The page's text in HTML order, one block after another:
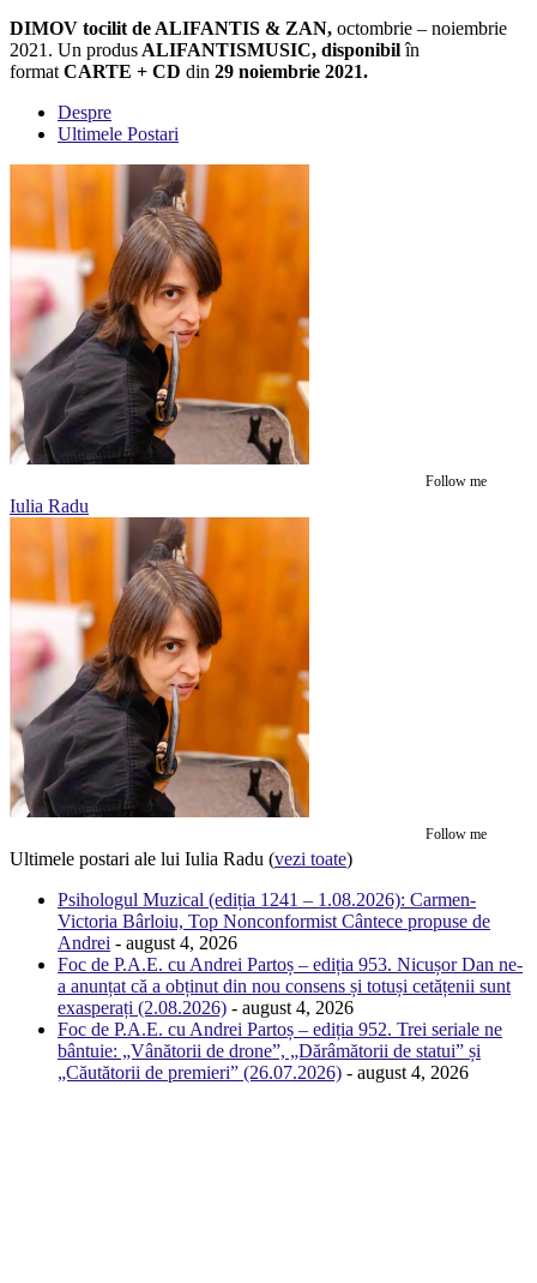
DIMOV tocilit de ALIFANTIS & ZAN, octombrie – noiembrie
2021. Un produs ALIFANTISMUSIC, disponibilîn
format CARTE + CD din 29 noiembrie 2021.
Despre
Ultimele Postari
Follow me
Iulia Radu
Follow me
Ultimele postari ale lui Iulia Radu (vezi toate)
Psihologul Muzical (ediția 1241 – 1.08.2026): Carmen-
Victoria Bârloiu, Top Nonconformist Cântece propuse de
Andrei - august 4, 2026
Foc de P.A.E. cu Andrei Partoș – ediția 953. Nicușor Dan ne-
a anunțat că a obținut din nou consens și totuși cetățenii sunt
exasperați (2.08.2026) - august 4, 2026
Foc de P.A.E. cu Andrei Partoș – ediția 952. Trei seriale ne
bântuie: „Vânătorii de drone”, „Dărâmătorii de statui” și
„Căutătorii de premieri” (26.07.2026) - august 4, 2026